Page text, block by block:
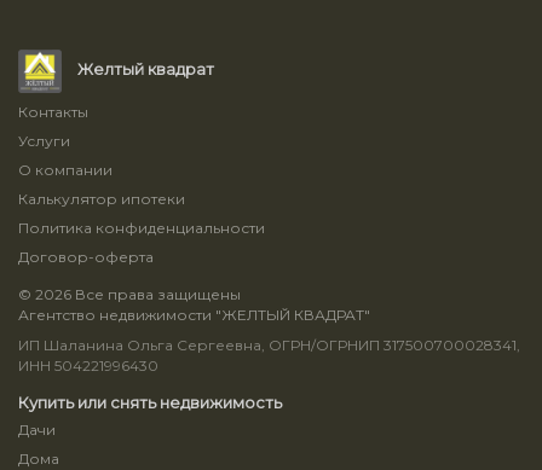
Желтый квадрат
Контакты
Услуги
О компании
Калькулятор ипотеки
Политика конфиденциальности
Договор-оферта
© 2026 Все права защищены
Агентство недвижимости "ЖЕЛТЫЙ КВАДРАТ"
ИП Шаланина Ольга Сергеевна, ОГРН/ОГРНИП 317500700028341,
ИНН 504221996430
Купить или снять недвижимость
Дачи
Дома